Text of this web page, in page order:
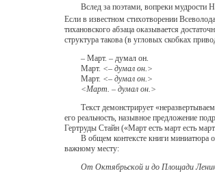
Вслед за поэтами, вопреки мудрости
Если в известном стихотворении
тихановского абзаца оказывается
структура такова (в угловых скобках
– Март. – думал он.
Март. <– думал он.>
Март. <– думал он.>
<Март. – думал он.>
Текст демонстрирует
его реальность, назывное предложение
Гертруды Стайн («Март есть март есть
В общем контексте книги миниатюра о
важному месту:
От Октябрьской и до Площади